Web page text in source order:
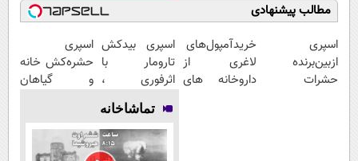
مطالب پیشنهادی
اسپری
ازبین‌برنده
حشرات
خریدآمپول‌های
لاغری از
داروخانه های
اسپری بیدکش
تارومار با
اثرفوری ،
محافظ لباس در
مقابل بید
اسپری
حشره‌کش خانه
و گیاهان
حشرات خانگی
و آفات
تماشاخانه